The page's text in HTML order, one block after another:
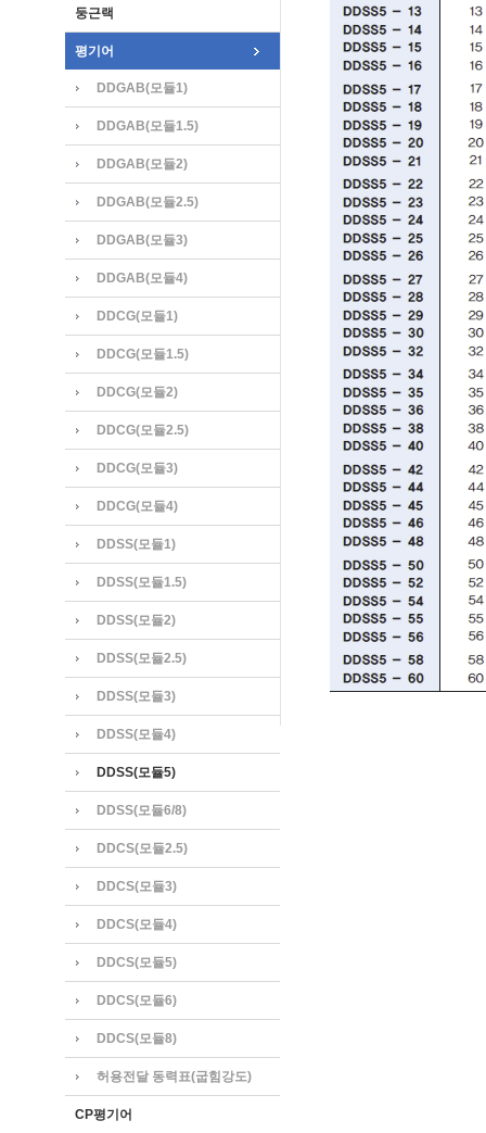
둥근랙
평기어
DDGAB(모듈1)
DDGAB(모듈1.5)
DDGAB(모듈2)
DDGAB(모듈2.5)
DDGAB(모듈3)
DDGAB(모듈4)
DDCG(모듈1)
DDCG(모듈1.5)
DDCG(모듈2)
DDCG(모듈2.5)
DDCG(모듈3)
DDCG(모듈4)
DDSS(모듈1)
DDSS(모듈1.5)
DDSS(모듈2)
DDSS(모듈2.5)
DDSS(모듈3)
DDSS(모듈4)
DDSS(모듈5)
DDSS(모듈6/8)
DDCS(모듈2.5)
DDCS(모듈3)
DDCS(모듈4)
DDCS(모듈5)
DDCS(모듈6)
DDCS(모듈8)
허용전달 동력표(굽힘강도)
CP평기어